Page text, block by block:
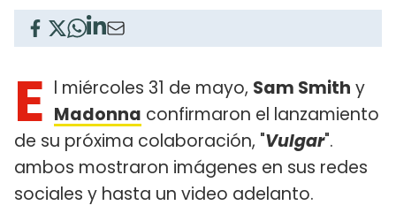
E l miércoles 31 de mayo, Sam Smith y
Madonna confirmaron el lanzamiento
de su próxima colaboración, "Vulgar".
ambos mostraron imágenes en sus redes
sociales y hasta un video adelanto.